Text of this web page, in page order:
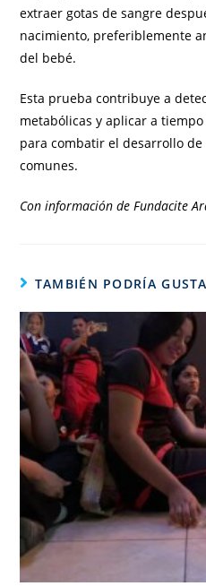
extraer gotas de sangre
nacimiento, preferiblemente
del bebé.
Esta prueba contribuye a
metabólicas y aplicar a
para combatir el desarrollo
comunes.
Con información de Fundacite
TAMBIÉN PODRÍA